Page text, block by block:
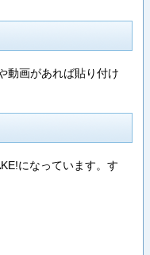
動画があれば貼り付け
になっています。す